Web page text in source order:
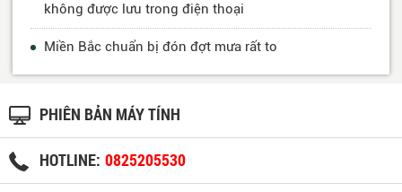
không được lưu trong điện thoại
Miền Bắc chuẩn bị đón đợt mưa rất to
PHIÊN BẢN MÁY TÍNH
HOTLINE: 0825205530